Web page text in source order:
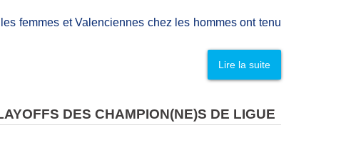
femmes et Valenciennes chez les hommes ont tenu
Lire la suite
DES CHAMPION(NE)S DE LIGUE